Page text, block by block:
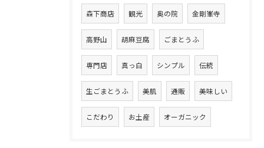
森下商店 観光 奥の院 金剛峯寺
高野山 胡麻豆腐 ごまとうふ
専門店 真っ白 シンプル 伝統
生ごまとうふ 美肌 通販 美味しい
こだわり お土産 オーガニック